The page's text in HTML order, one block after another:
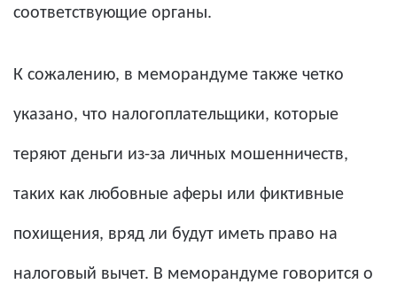
соответствующие органы.
К сожалению, в меморандуме также четко
указано, что налогоплательщики, которые
теряют деньги из-за личных мошенничеств,
таких как любовные аферы или фиктивные
похищения, вряд ли будут иметь право на
налоговый вычет. В меморандуме говорится о